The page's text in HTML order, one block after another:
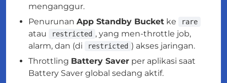
menganggur.
Penurunan App Standby Bucket ke rare
atau restricted , yang men-throttle job,
alarm, dan (di
restricted ) akses jaringan.
Throttling Battery Saver per aplikasi saat
Battery Saver global sedang aktif.